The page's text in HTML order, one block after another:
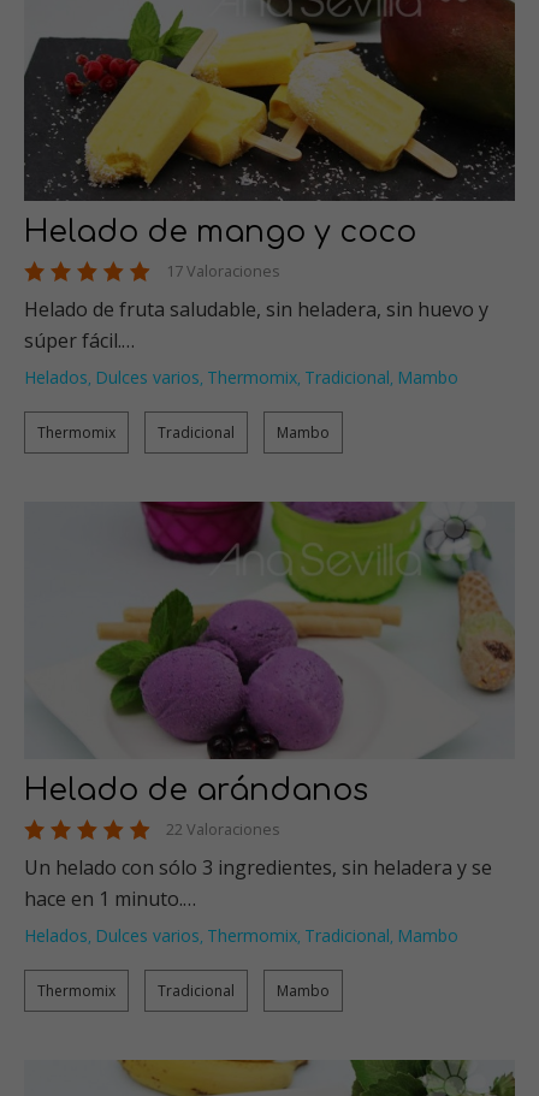
Helado de mango y coco
17 Valoraciones
Helado de fruta saludable, sin heladera, sin huevo y
súper fácil.…
Helados, Dulces varios, Thermomix, Tradicional, Mambo
Thermomix Tradicional Mambo
Helado de arándanos
22 Valoraciones
Un helado con sólo 3 ingredientes, sin heladera y se
hace en 1 minuto.…
Helados, Dulces varios, Thermomix, Tradicional, Mambo
Thermomix Tradicional Mambo